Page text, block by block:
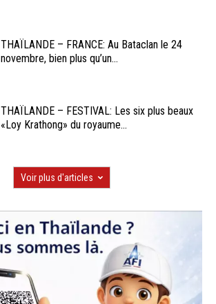
THAÏLANDE – FRANCE: Au Bataclan le 24
novembre, bien plus qu’un...
THAÏLANDE – FESTIVAL: Les six plus beaux
«Loy Krathong» du royaume...
Voir plus d'articles